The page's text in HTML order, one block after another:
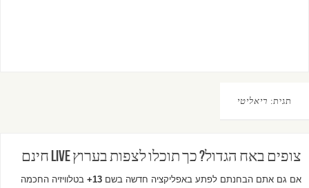
תגית: ריאליטי
צופים באח הגדול? כך תוכלו לצפות בערוץ LIVE חינם
אם גם אתם הבחנתם לפתע באפליקציה חדשה בשם 13+ בטלוויזיה החכמה